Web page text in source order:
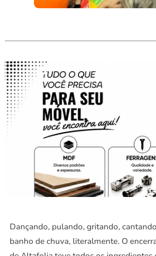
Dançando, pulando, gritando,
banho de chuva, literalmente. O